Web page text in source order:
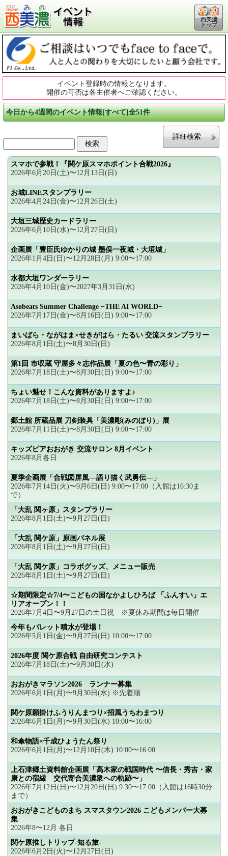
西美濃
トップ
イベント登録時の情報となります。
開催の可否は各主催者へご確認ください。
今日から4週間のイベント情報[すべて]全51件
詳細検索
スマホで参戦！『関ケ原スマホポイント合戦2026』
2026年6月20日(土)〜12月13日(日)
お城LINEスタンプラリー
2026年4月24日(金)〜12月26日(土)
大垣三城歴史カードラリー
2026年6月10日(水)〜12月27日(日)
企画展「豊臣氏ゆかりの城 墨俣一夜城・大垣城」
2026年1月4日(日)〜12月28日(月) 9:00〜17:00
水都大垣ワンダーラリー
2026年4月10日(金)〜2027年3月31日(水)
Asobeats Summer Challenge −THE AI WORLD−
2026年7月17日(金)〜8月16日(日) 9:00〜17:00
まいばら・ながはま×せきがはら・たるい 交流スタンプラリー
2026年8月1日(土)〜8月30日(日)
第1回 市収蔵 守屋多々志作品展「夏の色〜青の彩り」
2026年7月18日(土)〜8月30日(日) 9:00〜17:00
ちょい魅せ！こんな資料がありますよ♪
2026年7月18日(土)〜8月30日(日) 9:00〜17:00
郷土館 所蔵品展 刀剣装具「美濃彫(みのぼり)」展
2026年7月11日(土)〜8月30日(日) 9:00〜17:00
キッズピアおおがき 交流サロン 8月イベント
2026年8月各日
夏季企画展「合戦図屏風―語り描く武勇伝―」
2026年7月14日(火)〜9月6日(日) 9:00〜17:00（入館は16:30ま
で）
「大乱 関ヶ原」スタンプラリー
2026年8月1日(土)〜9月27日(日)
「大乱 関ケ原」原画パネル展
2026年8月1日(土)〜9月27日(日)
「大乱 関ケ原」コラボグッズ、メニュー販売
2026年8月1日(土)〜9月27日(日)
☆期間限定☆7/4〜こどもの国なかよしひろば 「ふんすい」エ
リアオープン！！
2026年7月4日〜9月27日の土日祝 ※夏休み期間は毎日開催
今年もパレット噴水が登場！
2026年5月1日(金)〜9月27日(日) 10:00〜17:00
2026年度 関ケ原合戦 自由研究コンテスト
2026年7月18日(土)〜9月30日(水)
おおがきマラソン2026 ランナー募集
2026年6月1日(月)〜9月30日(水) ※先着順
関ケ原願掛けふうりんまつり×招風うちわまつり
2026年6月1日(月)〜9月30日(水) 10:00〜16:00
和傘物語×千成ひょうたん祭り
2026年6月1日(月)〜12月10日(木) 10:00〜16:00
上石津郷土資料館企画展「高木家の戦国時代 〜信長・秀吉・家
康との宿縁 交代寄合美濃衆への軌跡〜」
2026年7月12日(日)〜12月20日(日) 9:30〜17:00（入館は16時30分
まで）
おおがきこどものまち スマスタウン2026 こどもメンバー大募
集
2026年8〜12月 各日
関ケ原推しトリップ-知る旅-
2026年6月2日(火)〜12月27日(日)